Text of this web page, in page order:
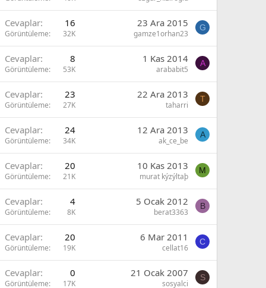
Cevaplar 16
Görüntüleme 32K
23 Ara 2015
gamze1orhan23
G
Cevaplar 8
Görüntüleme 53K
1 Kas 2014
arababit5
A
Cevaplar 23
Görüntüleme 27K
22 Ara 2013
taharri
T
Cevaplar 24
Görüntüleme 34K
12 Ara 2013
ak_ce_be
A
Cevaplar 20
Görüntüleme 21K
10 Kas 2013
murat kýzýltaþ
M
Cevaplar 4
Görüntüleme 8K
5 Ocak 2012
berat3363
B
Cevaplar 20
Görüntüleme 19K
6 Mar 2011
cellat16
C
Cevaplar 0
Görüntüleme 17K
21 Ocak 2007
sosyalci
S